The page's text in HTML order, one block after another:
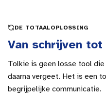
DE TOTAALOPLOSSING
Van schrijven
Tolkie is geen losse tool
daarna vergeet. Het is een
begrijpelijke communicatie.